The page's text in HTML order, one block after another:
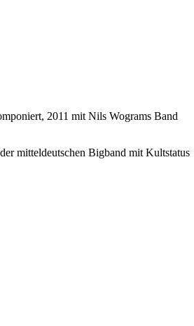
2011 mit Nils Wograms Band
mitteldeutschen Bigband mit Kultstatus